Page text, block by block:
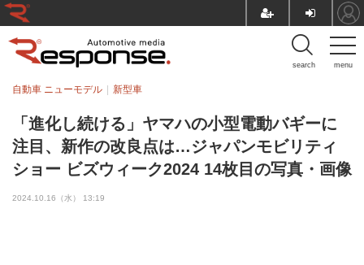
menu
search
「進化し続ける」ヤマハの小型電動バギーに
注目、新作の改良点は…ジャパンモビリティ
ショー ビズウィーク2024 14枚目の写真・画像
自動車 ニューモデル 新型車
2024.10.16（水） 13:19